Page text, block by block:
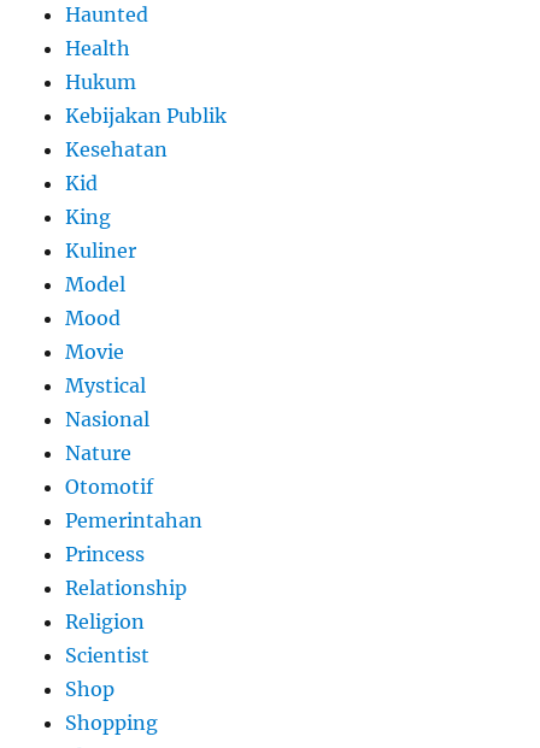
Haunted
Health
Hukum
Kebijakan Publik
Kesehatan
Kid
King
Kuliner
Model
Mood
Movie
Mystical
Nasional
Nature
Otomotif
Pemerintahan
Princess
Relationship
Religion
Scientist
Shop
Shopping